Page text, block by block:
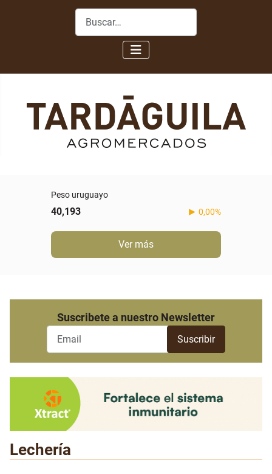
Buscar
Peso uruguayo
40,193 0,00%
Ver más
Suscribete a nuestro Newsletter
Lechería